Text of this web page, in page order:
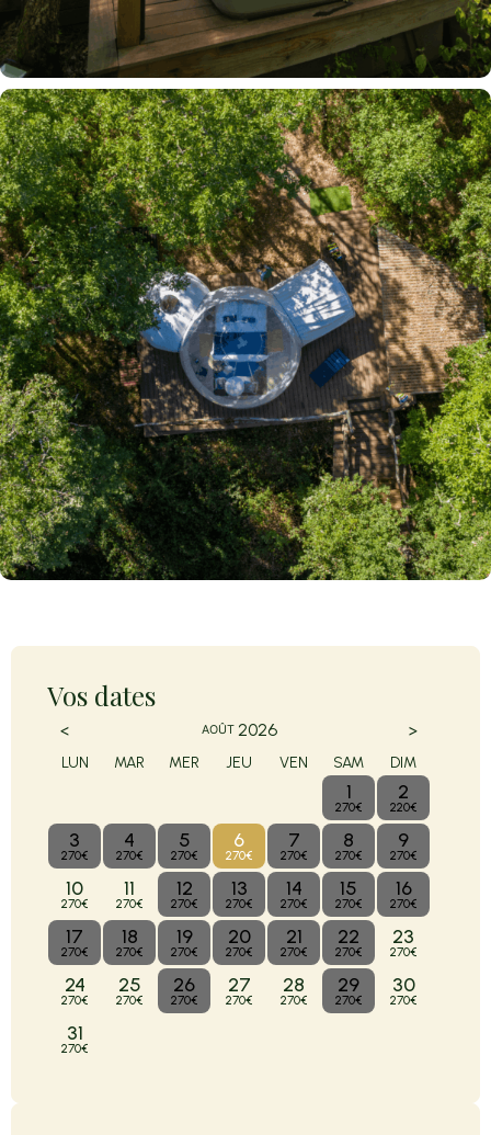
Vos dates
< AOÛT 2026 >
LUN MAR MER JEU VEN SAM DIM
1
270€
2
220€
3
270€
4
270€
5
270€
6
270€
7
270€
8
270€
9
270€
10
270€
11
270€
12
270€
13
270€
14
270€
15
270€
16
270€
17
270€
18
270€
19
270€
20
270€
21
270€
22
270€
23
270€
24
270€
25
270€
26
270€
27
270€
28
270€
29
270€
30
270€
31
270€